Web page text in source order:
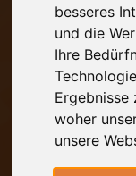
besseres
und die
Ihre
Ergebnisse
woher
unsere